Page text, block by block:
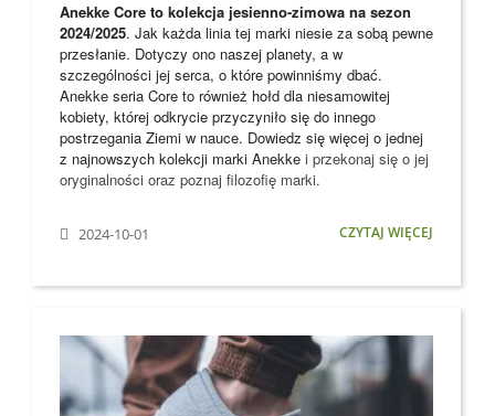
Anekke Core to kolekcja jesienno-zimowa na sezon
2024/2025. Jak każda linia tej marki niesie za sobą pewne
przesłanie. Dotyczy ono naszej planety, a w
szczególności jej serca, o które powinniśmy dbać.
Anekke seria Core to również hołd dla niesamowitej
kobiety, której odkrycie przyczyniło się do innego
postrzegania Ziemi w nauce. Dowiedz się więcej o jednej
z najnowszych kolekcji marki Anekke i przekonaj się o jej
oryginalności oraz poznaj filozofię marki.
2024-10-01 CZYTAJ WIĘCEJ